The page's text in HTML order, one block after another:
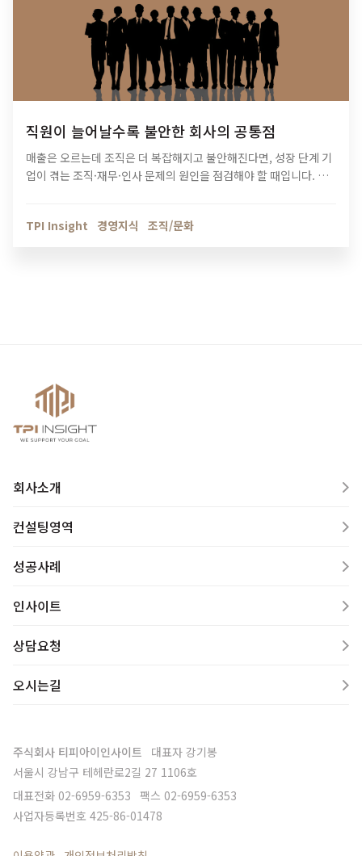
직원이 늘어날수록 불안한 회사의 공통점
매출은 오르는데 조직은 더 복잡해지고 불안해진다면, 성장 단계 기
업이 겪는 조직·재무·인사 문제의 원인을 점검해야 할 때입니다. 티
TPI Insight
경영지식 조직/문화
회사소개
컨설팅영역
성공사례
인사이트
상담요청
오시는길
주식회사 티피아이인사이트 대표자 강기봉
서울시 강남구 테헤란로2길 27 1106호
대표전화 02-6959-6353 팩스 02-6959-6353
사업자등록번호 425-86-01478